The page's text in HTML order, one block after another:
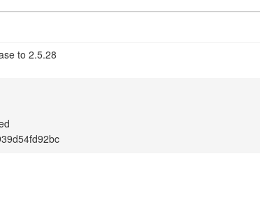
to 2.5.28